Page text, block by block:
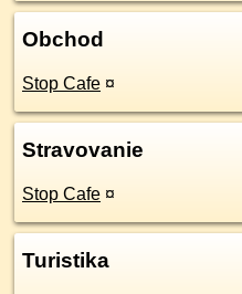
Obchod
Stop Cafe ¤
Stravovanie
Stop Cafe ¤
Turistika